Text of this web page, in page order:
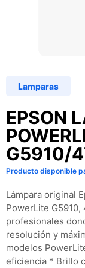
Lamparas
EPSON
G5910/
Producto disponible
Lámpara original
PowerLite
profesionales
resolución y
modelos
eficiencia * Brillo